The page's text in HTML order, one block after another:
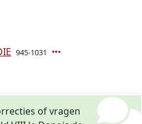
945-1031
of vragen